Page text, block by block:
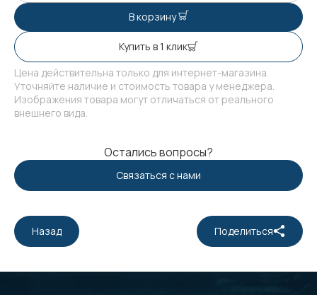
В корзину
Купить в 1 клик
Цена действительна только для интернет-магазина.
Уточняйте наличие и стоимость товара у менеджера.
Изображения товара могут отличаться от реального
внешнего вида.
Остались вопросы?
Связаться с нами
Назад Поделиться